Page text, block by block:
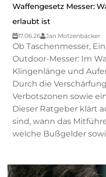
Waffengesetz Messer:
erlaubt ist
17.06.26 Jan Motzenbäcker
Ob Taschenmesser,
Outdoor-Messer: Im
Klingenlänge und
Durch die
Verbotszonen sowie
Dieser Ratgeber klärt
sind, wann das
welche Bußgelder